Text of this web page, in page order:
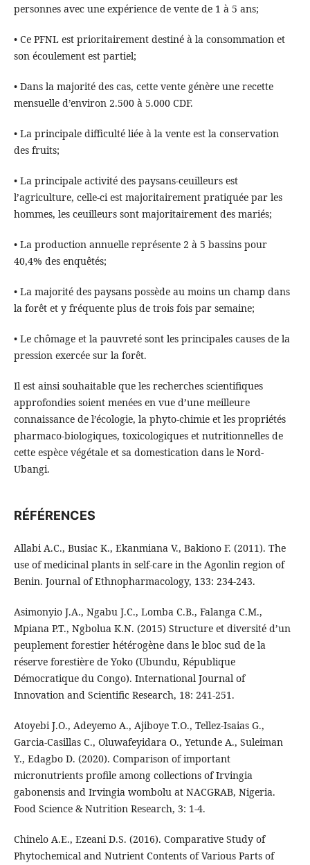
personnes avec une expérience de vente de 1 à 5 ans;
• Ce PFNL est prioritairement destiné à la consommation et
son écoulement est partiel;
• Dans la majorité des cas, cette vente génère une recette
mensuelle d’environ 2.500 à 5.000 CDF.
• La principale difficulté liée à la vente est la conservation
des fruits;
• La principale activité des paysans-ceuilleurs est
l’agriculture, celle-ci est majoritairement pratiquée par les
hommes, les ceuilleurs sont majoritairement des mariés;
• La production annuelle représente 2 à 5 bassins pour
40,4% des enquêtés;
• La majorité des paysans possède au moins un champ dans
la forêt et y fréquente plus de trois fois par semaine;
• Le chômage et la pauvreté sont les principales causes de la
pression exercée sur la forêt.
Il est ainsi souhaitable que les recherches scientifiques
approfondies soient menées en vue d’une meilleure
connaissance de l’écologie, la phyto-chimie et les propriétés
pharmaco-biologiques, toxicologiques et nutritionnelles de
cette espèce végétale et sa domestication dans le Nord-
Ubangi.
RÉFÉRENCES
Allabi A.C., Busiac K., Ekanmiana V., Bakiono F. (2011). The
use of medicinal plants in self-care in the Agonlin region of
Benin. Journal of Ethnopharmacology, 133: 234-243.
Asimonyio J.A., Ngabu J.C., Lomba C.B., Falanga C.M.,
Mpiana P.T., Ngbolua K.N. (2015) Structure et diversité d’un
peuplement forestier hétérogène dans le bloc sud de la
réserve forestière de Yoko (Ubundu, République
Démocratique du Congo). International Journal of
Innovation and Scientific Research, 18: 241-251.
Atoyebi J.O., Adeyemo A., Ajiboye T.O., Tellez-Isaias G.,
Garcia-Casillas C., Oluwafeyidara O., Yetunde A., Suleiman
Y., Edagbo D. (2020). Comparison of important
micronutrients profile among collections of Irvingia
gabonensis and Irvingia wombolu at NACGRAB, Nigeria.
Food Science & Nutrition Research, 3: 1-4.
Chinelo A.E., Ezeani D.S. (2016). Comparative Study of
Phytochemical and Nutrient Contents of Various Parts of